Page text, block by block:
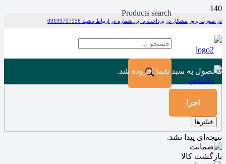
در صورت بروز مشکل در پرداخت با این شماره در ارتباط باشید 09199797956
Products search
محصول به سبد شما افزوده شد.
اجرا
فیلترها
نتیجه‌ای پیدا نشد.